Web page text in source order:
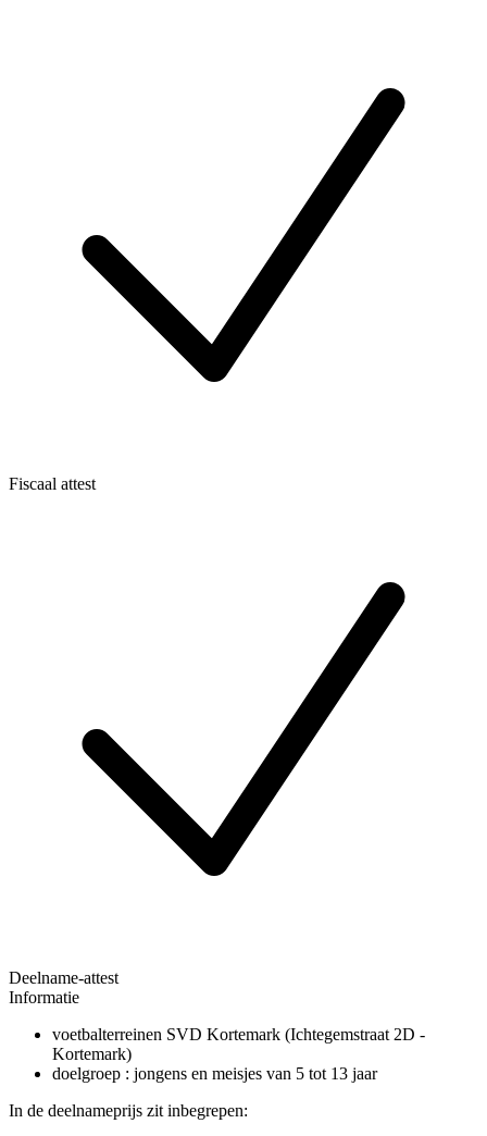
Fiscaal attest
Deelname-attest
Informatie
voetbalterreinen SVD Kortemark (Ichtegemstraat 2D -
Kortemark)
doelgroep : jongens en meisjes van 5 tot 13 jaar
In de deelnameprijs zit inbegrepen: